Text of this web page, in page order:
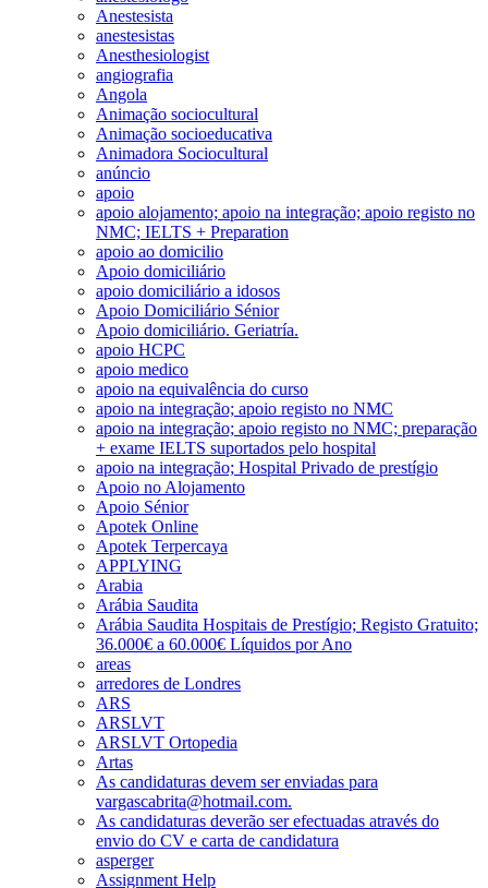
Anestesista
anestesistas
Anesthesiologist
angiografia
Angola
Animação sociocultural
Animação socioeducativa
Animadora Sociocultural
anúncio
apoio
apoio alojamento; apoio na integração; apoio registo no
NMC; IELTS + Preparation
apoio ao domicilio
Apoio domiciliário
apoio domiciliário a idosos
Apoio Domiciliário Sénior
Apoio domiciliário. Geriatría.
apoio HCPC
apoio medico
apoio na equivalência do curso
apoio na integração; apoio registo no NMC
apoio na integração; apoio registo no NMC; preparação
+ exame IELTS suportados pelo hospital
apoio na integração; Hospital Privado de prestígio
Apoio no Alojamento
Apoio Sénior
Apotek Online
Apotek Terpercaya
APPLYING
Arabia
Arábia Saudita
Arábia Saudita Hospitais de Prestígio; Registo Gratuito;
36.000€ a 60.000€ Líquidos por Ano
areas
arredores de Londres
ARS
ARSLVT
ARSLVT Ortopedia
Artas
As candidaturas devem ser enviadas para
vargascabrita@hotmail.com.
As candidaturas deverão ser efectuadas através do
envio do CV e carta de candidatura
asperger
Assignment Help